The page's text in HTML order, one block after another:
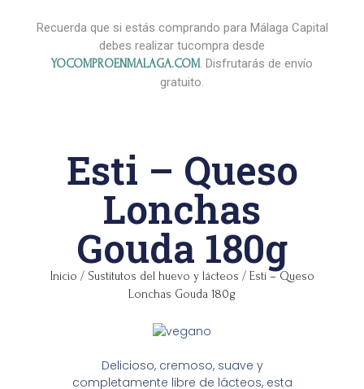
Recuerda que si estás comprando para Málaga Capital
debes realizar tucompra desde
YOCOMPROENMALAGA.COM. Disfrutarás de envío
gratuito.
Esti – Queso
Lonchas
Gouda 180g
Inicio / Sustitutos del huevo y lácteos / Esti – Queso
Lonchas Gouda 180g
Delicioso, cremoso, suave y
completamente libre de lácteos, esta